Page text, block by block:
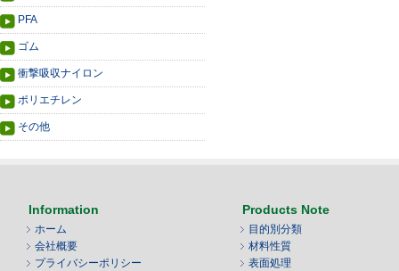
PFA
ゴム
衝撃吸収ナイロン
ポリエチレン
その他
Information
ホーム
会社概要
プライバシーポリシー
Products Note
目的別分類
材料性質
表面処理